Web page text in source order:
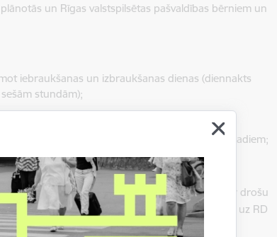
un Rīgas valstspilsētas pašvaldības bērniem un
iebraukšanas un izbraukšanas dienas (diennakts
stundām);
15 gadiem; diennakts nometnē – no 7 līdz 20 gadiem;
(dienas kārtības) projekts), kas parakstīti ar drošu
gada 15. februārim (plkst. 16.00)jānosūta uz RD
adresi.